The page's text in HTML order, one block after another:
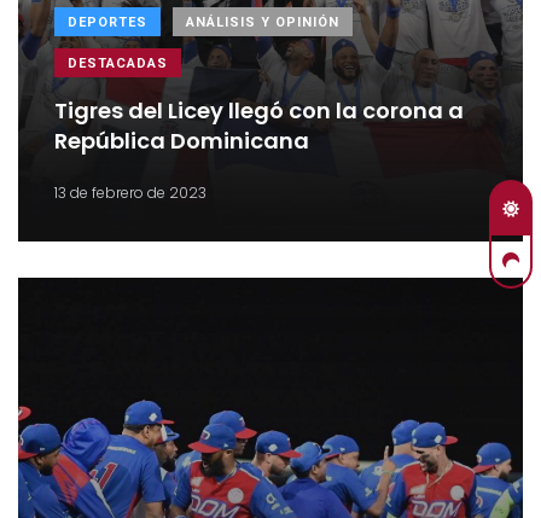
DEPORTES ANÁLISIS Y OPINIÓN
DESTACADAS
Tigres del Licey llegó con la corona a
República Dominicana
13 de febrero de 2023